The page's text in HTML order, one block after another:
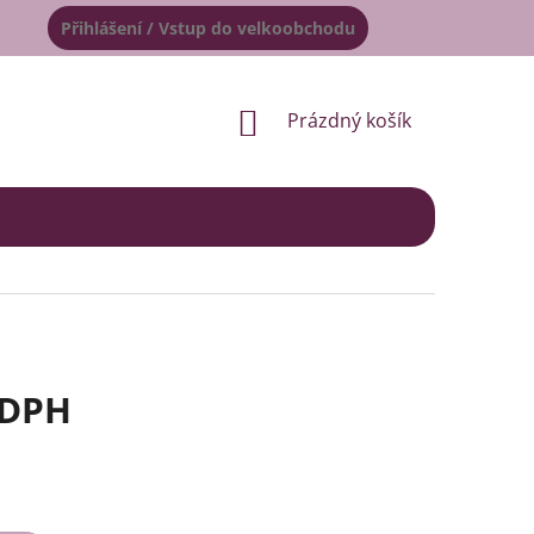
Přihlášení / Vstup do velkoobchodu
NÁKUPNÍ
Prázdný košík